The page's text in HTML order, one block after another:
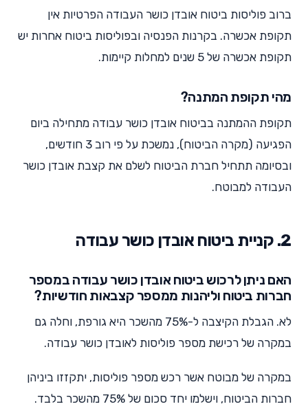
ברוב פוליסות ביטוח אובדן כושר העבודה הפרטיות אין
תקופת אכשרה. בקרנות הפנסיה ובפוליסות ביטוח אחרות יש
תקופת אכשרה של 5 שנים למחלות קיימות.
מהי תקופת המתנה?
תקופת ההמתנה בביטוח אובדן כושר עבודה מתחילה ביום
הפגיעה (מקרה הביטוח), נמשכת על פי רוב 3 חודשים,
ובסיומה תתחיל חברת הביטוח לשלם את קצבת אובדן כושר
העבודה למבוטח.
2. קניית ביטוח אובדן כושר עבודה
האם ניתן לרכוש ביטוח אובדן כושר עבודה במספר
חברות ביטוח וליהנות ממספר קצבאות חודשיות?
לא. הגבלת הקיצבה ל-75% מהשכר היא גורפת, וחלה גם
במקרה של רכישת מספר פוליסות לאובדן כושר עבודה.
במקרה של מבוטח אשר רכש מספר פוליסות, יתקזזו ביניהן
חברות הביטוח, וישלמו יחד סכום של 75% מהשכר בלבד.